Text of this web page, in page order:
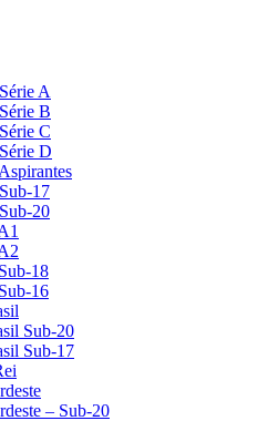
A
B
C
D
17
20
18
16
Sub-20
Sub-17
– Sub-20